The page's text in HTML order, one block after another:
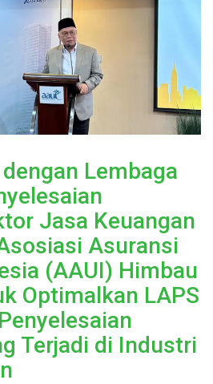
Lembaga
Jasa Keuangan
Asuransi
(AAUI) Himbau
Optimalkan LAPS
Terjadi di Industri